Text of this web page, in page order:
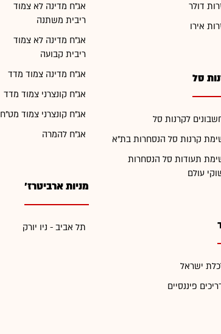
דולר
אירו
סל
לקרנות סל
קרנות סל הנסחרות בת"א
תעודות סל הנסחרות
עולם
ישראל
פיננסיים
אג"ח מדינה לא צמוד
ריבית משתנה
אג"ח מדינה לא צמוד
ריבית קבועה
אג"ח מדינה צמוד מדד
אג"ח קונצרני צמוד מדד
אג"ח קונצרני צמוד מט"ח
אג"ח להמרה
מניות ארביטרז'
תל אביב - ניו יורק